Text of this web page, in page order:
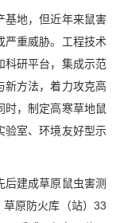
基地，但近年来鼠害
严重威胁。工程技术
科研平台，集成示范
新方法，着力攻克高
时，制定高寒草地鼠
验室、环境友好型示
建成草原鼠虫害测
原防火库（站）33